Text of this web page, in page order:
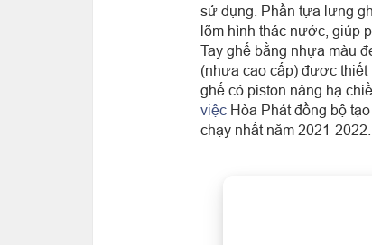
sử dụng. Phần tựa lưng
lõm hình thác nước, giúp
Tay ghế bằng nhựa màu
(nhựa cao cấp) được thiết
ghế có piston nâng hạ
việc Hòa Phát đồng bộ
chạy nhất năm 2021-2022.